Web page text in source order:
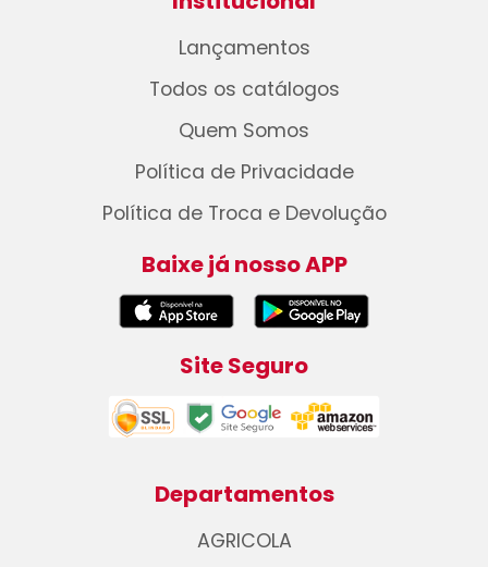
Lançamentos
Todos os catálogos
Quem Somos
Política de Privacidade
Política de Troca e Devolução
Baixe já nosso APP
Site Seguro
Departamentos
AGRICOLA